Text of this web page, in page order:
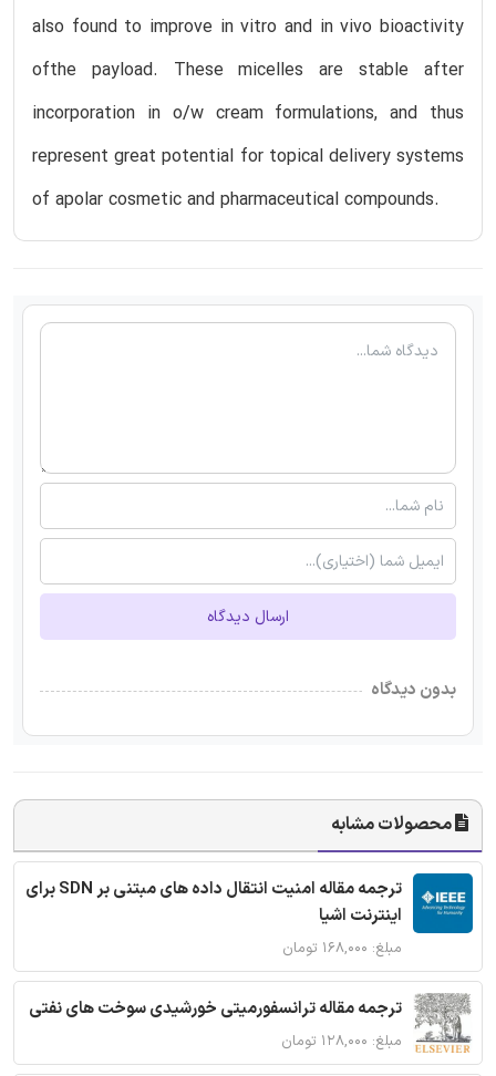
also found to improve in vitro and in vivo bioactivity
ofthe payload. These micelles are stable after
incorporation in o/w cream formulations, and thus
represent great potential for topical delivery systems
of apolar cosmetic and pharmaceutical compounds.
ارسال دیدگاه
بدون دیدگاه
محصولات مشابه
ترجمه مقاله امنیت انتقال داده های مبتنی بر SDN برای
اینترنت اشیا
مبلغ: ۱۶۸,۰۰۰ تومان
ترجمه مقاله ترانسفورمیتی خورشیدی سوخت های نفتی
مبلغ: ۱۲۸,۰۰۰ تومان